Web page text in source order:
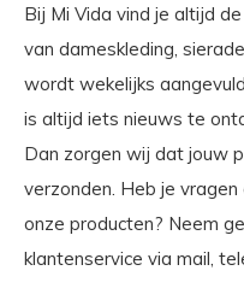
Bij Mi Vida vind je altijd
van dameskleding,
wordt wekelijks
is altijd iets nieuws te
Dan zorgen wij dat jouw
verzonden. Heb je
onze producten? Neem
klantenservice via mail,